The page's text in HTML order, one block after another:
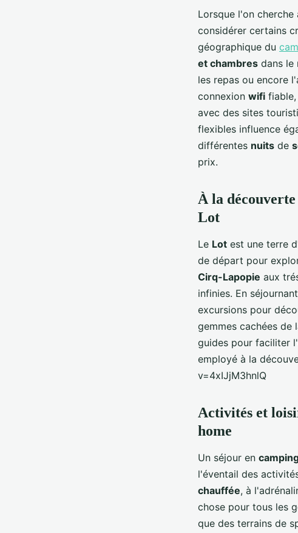
Lorsque l'on cherche
considérer certains
géographique du
et chambres dans le
les repas ou encore
connexion wifi
avec des sites
flexibles influence
différentes nuits de
prix.
À la
Lot
Le Lot est une terre
de départ pour
Cirq-Lapopie aux
infinies. En
excursions pour
gemmes cachées de
guides pour faciliter
employé à la
v=4xIJjM3hnlQ
Activités et
home
Un séjour en
l'éventail des
chauffée, à
chose pour tous les
que des terrains de